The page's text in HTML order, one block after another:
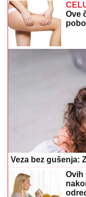
Ove
Veza bez gušenja:
Ovih